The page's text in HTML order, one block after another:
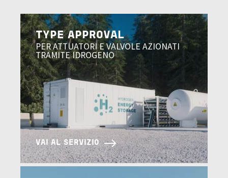
Image
TYPE APPROVAL
PER ATTUATORI E VALVOLE AZIONATI
TRAMITE IDROGENO
VAI AL SERVIZIO